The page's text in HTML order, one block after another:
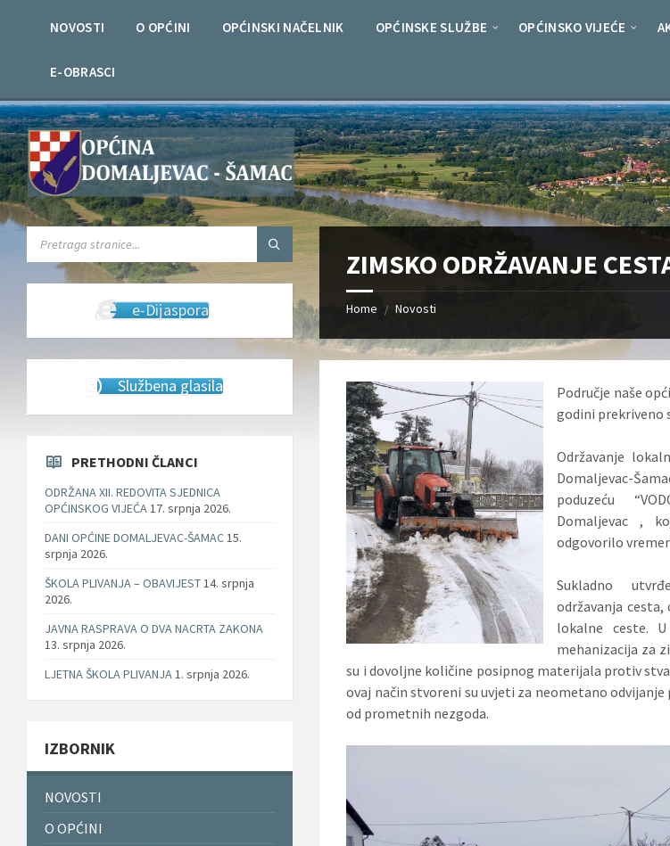
NOVOSTI O OPĆINI OPĆINSKI NAČELNIK OPĆINSKE SLUŽBE OPĆINSKO VIJEĆE
E-OBRASCI
ZIMSKO ODRŽAVANJE
Home / Novosti
Područje naše
godini prekriveno
Održavanje
Domaljevac-
poduzeću
Domaljevac ,
odgovorilo
Sukladno
održavanja
lokalne ceste.
mehanizacija za
su i dovoljne količine posipnog materijala protiv
ovaj način stvoreni su uvjeti za neometano
od prometnih nezgoda.
SEARCH:
e-Dijaspora
Službena glasila
PRETHODNI ČLANCI
ODRŽANA XII. REDOVITA SJEDNICA
OPĆINSKOG VIJEĆA17. srpnja 2026.
DANI OPĆINE DOMALJEVAC-ŠAMAC15.
srpnja 2026.
ŠKOLA PLIVANJA – OBAVIJEST14. srpnja
2026.
JAVNA RASPRAVA O DVA NACRTA ZAKONA
13. srpnja 2026.
LJETNA ŠKOLA PLIVANJA1. srpnja 2026.
IZBORNIK
NOVOSTI
O OPĆINI